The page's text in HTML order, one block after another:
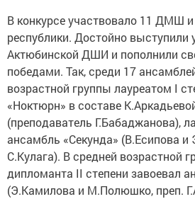
В конкурсе участвовало 11 ДМШ
республики. Достойно выступили
Актюбинской ДШИ и пополнили
победами. Так, среди 17
возрастной группы лауреатом I
«Ноктюрн» в составе
(преподаватель Г.Бабаджанова),
ансамбль «Секунда» (В.Есипова и
С.Кулага). В средней возрастной
дипломанта II степени завоевал
(Э.Камилова и М.Полюшко, преп.